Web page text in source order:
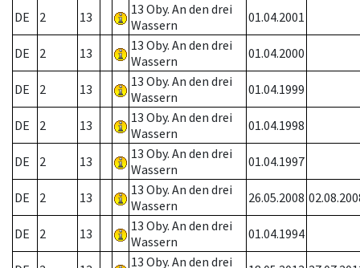
DE 2 13
13 Oby. An den drei
Wassern
01.04.2001
DE 2 13
13 Oby. An den drei
Wassern
01.04.2000
DE 2 13
13 Oby. An den drei
Wassern
01.04.1999
DE 2 13
13 Oby. An den drei
Wassern
01.04.1998
DE 2 13
13 Oby. An den drei
Wassern
01.04.1997
DE 2 13
13 Oby. An den drei
Wassern
26.05.2008
DE 2 13
13 Oby. An den drei
Wassern
01.04.1994
13 Oby. An den drei